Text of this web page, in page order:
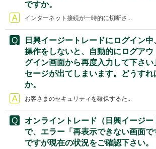
ですか。
インターネット接続が一時的に切断さ...
日興イージートレードにログイン中
操作をしないと、自動的にログアウ
グイン画面から再度入力して下さい
セージが出てしまいます。どうすれ
か。
お客さまのセキュリティを確保するた...
オンライントレード（日興イージー
で、エラー「再表示できない画面で
ですが現在の状況をご確認下さい。